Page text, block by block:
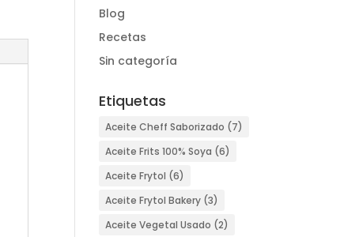
Blog
Recetas
Sin categoría
Etiquetas
Aceite Cheff Saborizado (7)
Aceite Frits 100% Soya (6)
Aceite Frytol (6)
Aceite Frytol Bakery (3)
Aceite Vegetal Usado (2)